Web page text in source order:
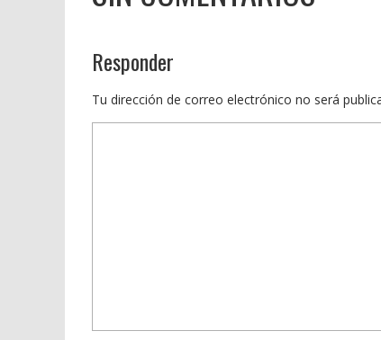
Responder
Tu dirección de correo electrónico no será